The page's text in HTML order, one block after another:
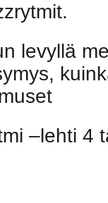
levyllä
–lehti 4